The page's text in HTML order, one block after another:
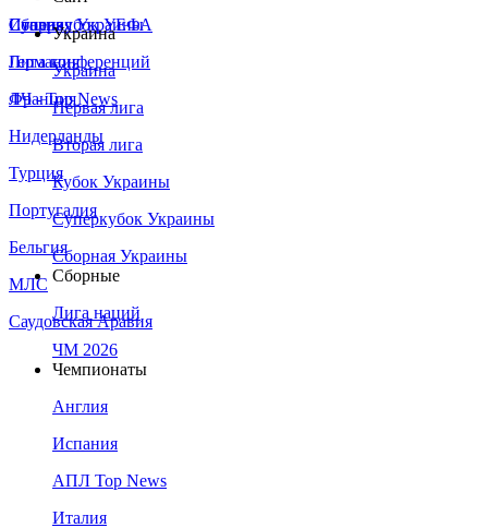
Сборная Украины
Италия
Германия
Франция
Нидерланды
Турция
Португалия
Бельгия
МЛС
Саудовская Аравия
Суперкубок УЕФА
Лига конференций
ЛЧ - Top News
Украина
Украина
Первая лига
Вторая лига
Кубок Украины
Суперкубок Украины
Сборная Украины
Сборные
Лига наций
ЧМ 2026
Чемпионаты
Англия
Испания
АПЛ Top News
Италия